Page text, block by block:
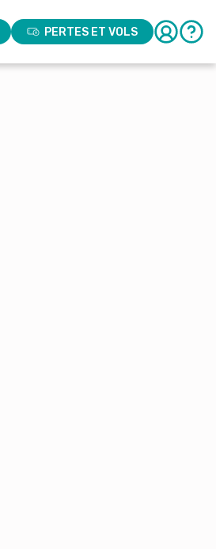
PERTES ET VOLS